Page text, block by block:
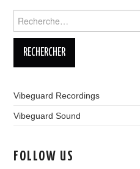
Vibeguard Recordings
Vibeguard Sound
FOLLOW US